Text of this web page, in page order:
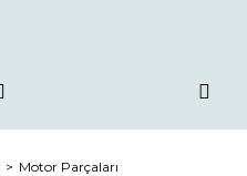
Motor Parçaları